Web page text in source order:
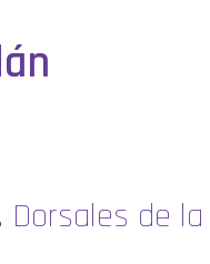
Dorsales de